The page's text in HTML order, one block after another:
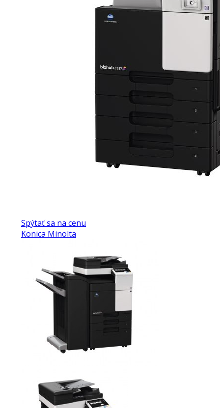
Spýtať sa na cenu
Konica Minolta